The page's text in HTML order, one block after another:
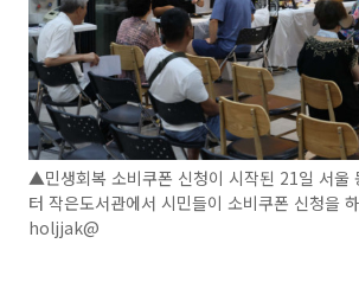
▲민생회복 소비쿠폰 신청이 시작된 21일 서울
터 작은도서관에서 시민들이 소비쿠폰 신청을
holjjak@